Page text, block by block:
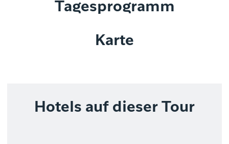
Tagesprogramm
Karte
Hotels auf dieser Tour